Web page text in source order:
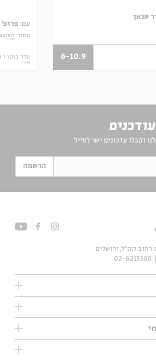
6-10.9
עם: פרופ'
מתוך:
סדר בוקר
וקבלו עדכונים ישר למייל
הרשמה
02-6215300